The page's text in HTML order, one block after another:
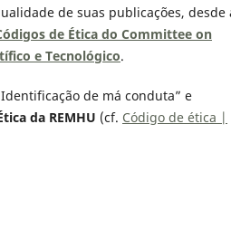
de suas publicações, desde
de Ética do Committee on
e Tecnológico.
de má conduta” e
da REMHU (cf. Código de ética |